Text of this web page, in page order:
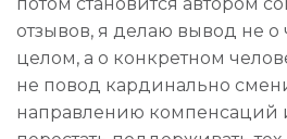
отзывов, я делаю вывод не о
целом, а о конкретном
не повод кардинально
направлению компенсаций